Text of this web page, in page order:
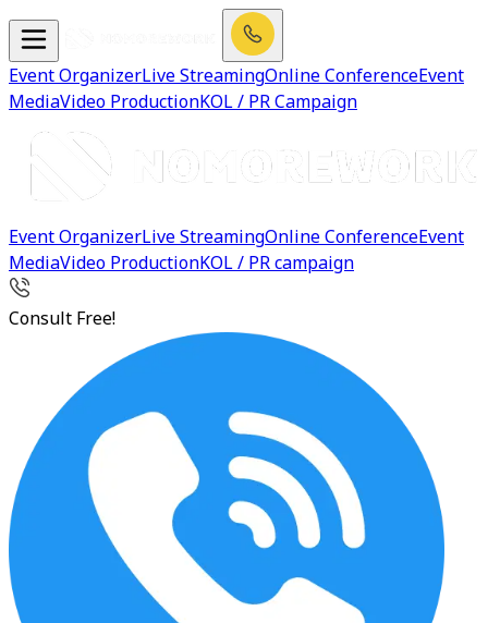
Event OrganizerLive StreamingOnline ConferenceEvent
MediaVideo ProductionKOL / PR Campaign
Event OrganizerLive StreamingOnline ConferenceEvent
MediaVideo ProductionKOL / PR campaign
Consult Free!